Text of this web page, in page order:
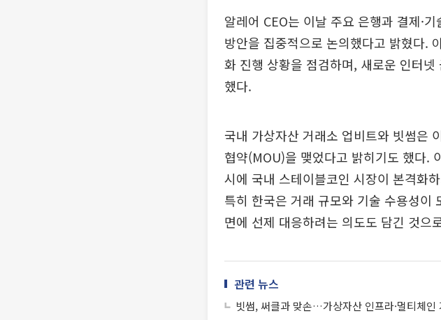
알레어 CEO는 이날 주요 은행과 결제·
방안을 집중적으로 논의했다고 밝혔다.
화 진행 상황을 점검하며, 새로운 인터
했다.
국내 가상자산 거래소 업비트와 빗썸은
협약(MOU)을 맺었다고 밝히기도 했다.
시에 국내 스테이블코인 시장이 본격화
특히 한국은 거래 규모와 기술 수용성이
면에 선제 대응하려는 의도도 담긴 것으
관련 뉴스
빗썸, 써클과 맞손…가상자산 인프라·멀티체인